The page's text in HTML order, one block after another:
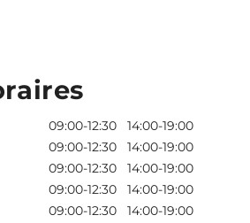
09:00-12:30 14:00-19:00
09:00-12:30 14:00-19:00
09:00-12:30 14:00-19:00
09:00-12:30 14:00-19:00
09:00-12:30 14:00-19:00